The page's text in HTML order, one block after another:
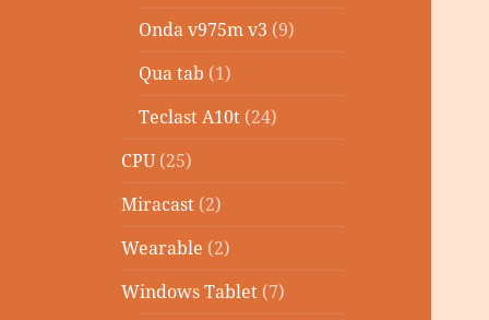
Onda v975m v3 (9)
Qua tab (1)
Teclast A10t (24)
CPU(25)
Miracast (2)
Wearable (2)
Windows Tablet (7)